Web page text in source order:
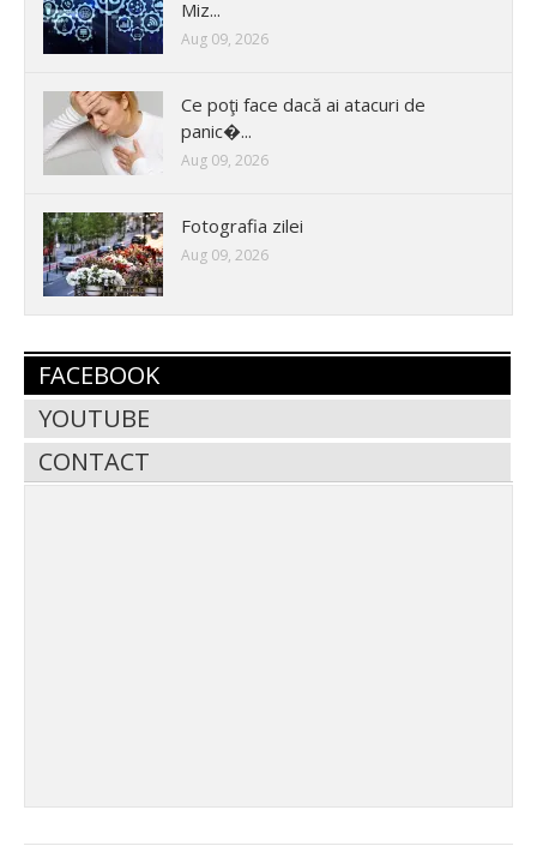
Miz...
Aug 09, 2026
Ce poţi face dacă ai atacuri de
panic�...
Aug 09, 2026
Fotografia zilei
Aug 09, 2026
FACEBOOK
YOUTUBE
CONTACT